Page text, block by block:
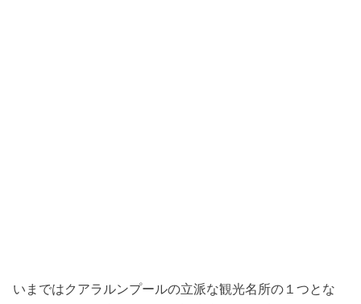
いまではクアラルンプールの立派な観光名所の１つとな